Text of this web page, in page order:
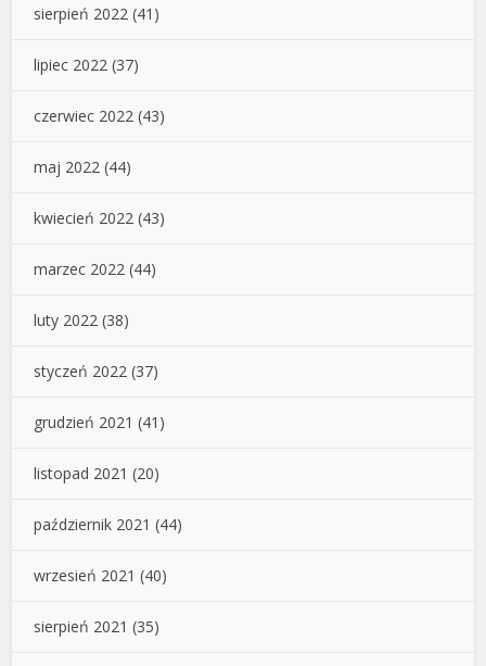
sierpień 2022 (41)
lipiec 2022 (37)
czerwiec 2022 (43)
maj 2022 (44)
kwiecień 2022 (43)
marzec 2022 (44)
luty 2022 (38)
styczeń 2022 (37)
grudzień 2021 (41)
listopad 2021 (20)
październik 2021 (44)
wrzesień 2021 (40)
sierpień 2021 (35)